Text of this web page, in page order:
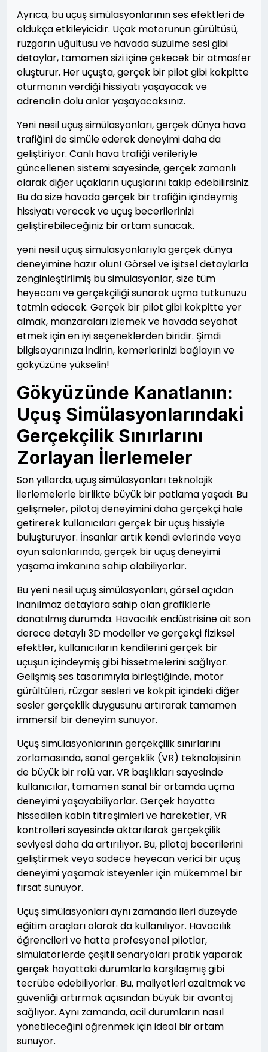
Ayrıca, bu uçuş simülasyonlarının ses efektleri de
oldukça etkileyicidir. Uçak motorunun gürültüsü,
rüzgarın uğultusu ve havada süzülme sesi gibi
detaylar, tamamen sizi içine çekecek bir atmosfer
oluşturur. Her uçuşta, gerçek bir pilot gibi kokpitte
oturmanın verdiği hissiyatı yaşayacak ve
adrenalin dolu anlar yaşayacaksınız.
Yeni nesil uçuş simülasyonları, gerçek dünya hava
trafiğini de simüle ederek deneyimi daha da
geliştiriyor. Canlı hava trafiği verileriyle
güncellenen sistemi sayesinde, gerçek zamanlı
olarak diğer uçakların uçuşlarını takip edebilirsiniz.
Bu da size havada gerçek bir trafiğin içindeymiş
hissiyatı verecek ve uçuş becerilerinizi
geliştirebileceğiniz bir ortam sunacak.
yeni nesil uçuş simülasyonlarıyla gerçek dünya
deneyimine hazır olun! Görsel ve işitsel detaylarla
zenginleştirilmiş bu simülasyonlar, size tüm
heyecanı ve gerçekçiliği sunarak uçma tutkunuzu
tatmin edecek. Gerçek bir pilot gibi kokpitte yer
almak, manzaraları izlemek ve havada seyahat
etmek için en iyi seçeneklerden biridir. Şimdi
bilgisayarınıza indirin, kemerlerinizi bağlayın ve
gökyüzüne yükselin!
Gökyüzünde Kanatlanın:
Uçuş Simülasyonlarındaki
Gerçekçilik Sınırlarını
Zorlayan İlerlemeler
Son yıllarda, uçuş simülasyonları teknolojik
ilerlemelerle birlikte büyük bir patlama yaşadı. Bu
gelişmeler, pilotaj deneyimini daha gerçekçi hale
getirerek kullanıcıları gerçek bir uçuş hissiyle
buluşturuyor. İnsanlar artık kendi evlerinde veya
oyun salonlarında, gerçek bir uçuş deneyimi
yaşama imkanına sahip olabiliyorlar.
Bu yeni nesil uçuş simülasyonları, görsel açıdan
inanılmaz detaylara sahip olan grafiklerle
donatılmış durumda. Havacılık endüstrisine ait son
derece detaylı 3D modeller ve gerçekçi fiziksel
efektler, kullanıcıların kendilerini gerçek bir
uçuşun içindeymiş gibi hissetmelerini sağlıyor.
Gelişmiş ses tasarımıyla birleştiğinde, motor
gürültüleri, rüzgar sesleri ve kokpit içindeki diğer
sesler gerçeklik duygusunu artırarak tamamen
immersif bir deneyim sunuyor.
Uçuş simülasyonlarının gerçekçilik sınırlarını
zorlamasında, sanal gerçeklik (VR) teknolojisinin
de büyük bir rolü var. VR başlıkları sayesinde
kullanıcılar, tamamen sanal bir ortamda uçma
deneyimi yaşayabiliyorlar. Gerçek hayatta
hissedilen kabin titreşimleri ve hareketler, VR
kontrolleri sayesinde aktarılarak gerçekçilik
seviyesi daha da artırılıyor. Bu, pilotaj becerilerini
geliştirmek veya sadece heyecan verici bir uçuş
deneyimi yaşamak isteyenler için mükemmel bir
fırsat sunuyor.
Uçuş simülasyonları aynı zamanda ileri düzeyde
eğitim araçları olarak da kullanılıyor. Havacılık
öğrencileri ve hatta profesyonel pilotlar,
simülatörlerde çeşitli senaryoları pratik yaparak
gerçek hayattaki durumlarla karşılaşmış gibi
tecrübe edebiliyorlar. Bu, maliyetleri azaltmak ve
güvenliği artırmak açısından büyük bir avantaj
sağlıyor. Aynı zamanda, acil durumların nasıl
yönetileceğini öğrenmek için ideal bir ortam
sunuyor.